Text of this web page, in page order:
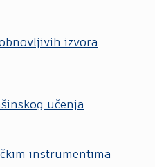
izvora
učenja
instrumentima